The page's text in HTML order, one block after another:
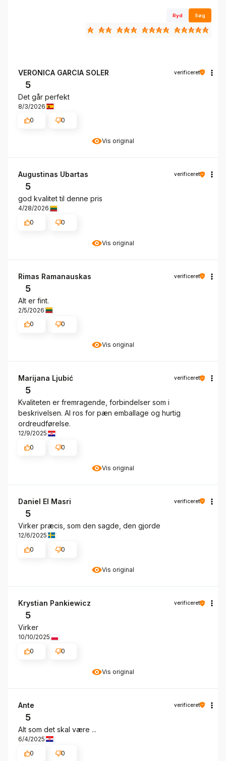
Ryd Søg
Vis original
VERONICA GARCIA SOLER verificeret
5
Det går perfekt
8/3/2026
0
0
Vis original
Augustinas Ubartas verificeret
5
god kvalitet til denne pris
4/28/2026
0
0
Vis original
Rimas Ramanauskas verificeret
5
Alt er fint.
2/5/2026
0
0
Vis original
Marijana Ljubić verificeret
5
Kvaliteten er fremragende, forbindelser som i
beskrivelsen. Al ros for pæn emballage og hurtig
ordreudførelse.
12/9/2025
0
0
Vis original
Daniel El Masri verificeret
5
Virker præcis, som den sagde, den gjorde
12/6/2025
0
0
Vis original
Krystian Pankiewicz verificeret
5
Virker
10/10/2025
0
0
Ante verificeret
5
Alt som det skal være ...
6/4/2025
0
0